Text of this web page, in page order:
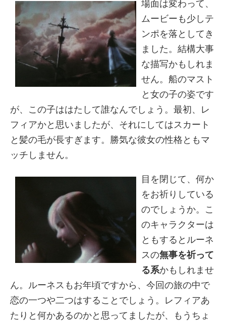
場面は変わって、
ムービーも少しテ
ンポを落としてき
ました。結構大事
な描写かもしれま
せん。船のマスト
と女の子の姿です
が、この子ははたして誰なんでしょう。最初、レ
フィアかと思いましたが、それにしてはスカート
と髪の毛が長すぎます。勝気な彼女の性格ともマ
ッチしません。
目を閉じて、何か
をお祈りしている
のでしょうか。こ
のキャラクターは
ともするとルーネ
スの無事を祈って
る系かもしれませ
ん。ルーネスもお年頃ですから、今回の旅の中で
恋の一つや二つはすることでしょう。レフィアあ
たりと何かあるのかと思ってましたが、もうちょ